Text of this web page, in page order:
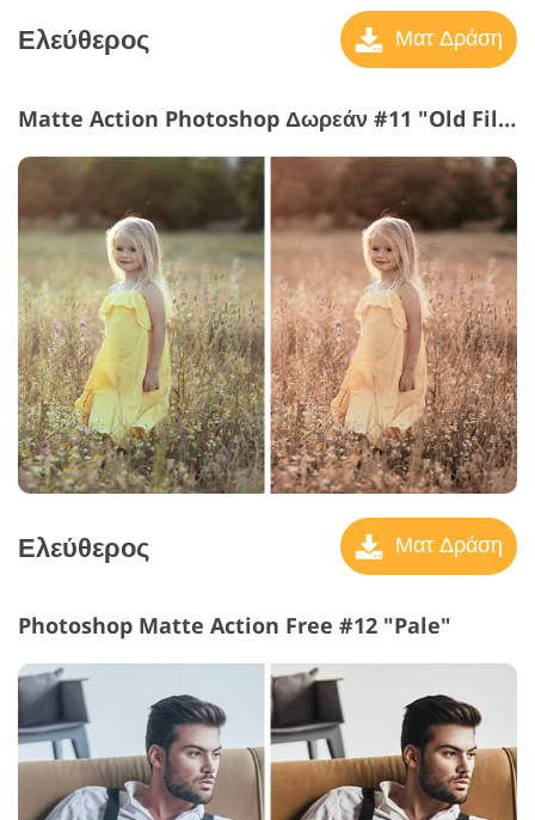
Ελεύθερος Ματ Δράση
Matte Action Photoshop Δωρεάν #11 "Old Film"
Ελεύθερος Ματ Δράση
Photoshop Matte Action Free #12 "Pale"